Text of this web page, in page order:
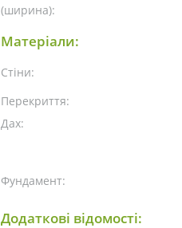
(ширина):
Матеріали:
Стіни:
Перекриття:
Дах:
Фундамент:
Додаткові відомості: